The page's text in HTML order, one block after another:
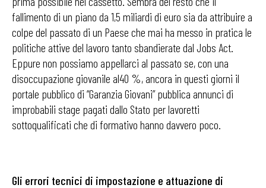
fallimento di un piano da 1,5 miliardi di euro sia da attribuire a
colpe del passato di un Paese che mai ha messo in pratica le
politiche attive del lavoro tanto sbandierate dal Jobs Act.
Eppure non possiamo appellarci al passato se, con una
disoccupazione giovanile al40 %, ancora in questi giorni il
portale pubblico di “Garanzia Giovani” pubblica annunci di
improbabili stage pagati dallo Stato per lavoretti
sottoqualificati che di formativo hanno davvero poco.
Gli errori tecnici di impostazione e attuazione di